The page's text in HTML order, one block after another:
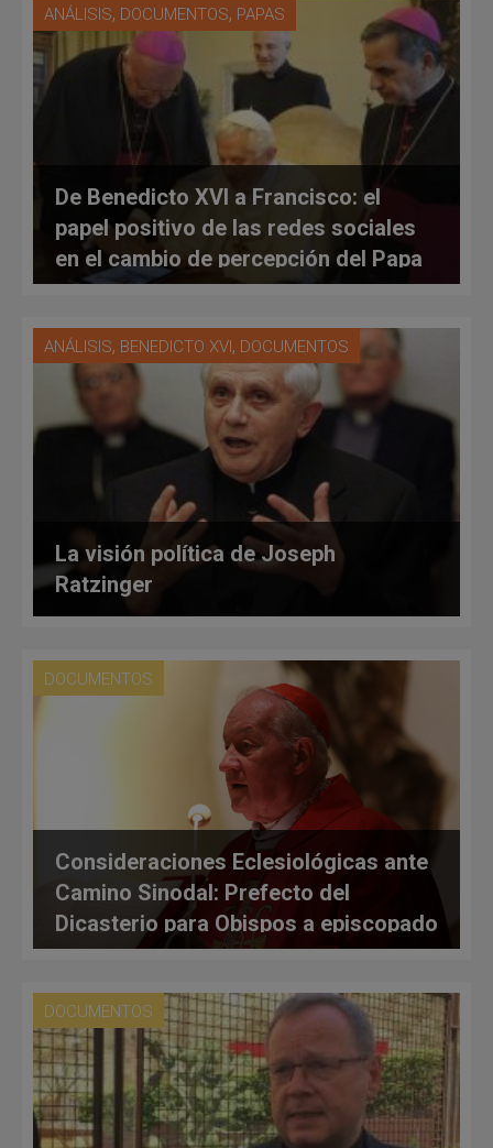
ANÁLISIS, DOCUMENTOS, PAPAS
De Benedicto XVI a Francisco: el
papel positivo de las redes sociales
en el cambio de percepción del Papa
ANÁLISIS, BENEDICTO XVI, DOCUMENTOS
La visión política de Joseph
Ratzinger
DOCUMENTOS
Consideraciones Eclesiológicas ante
Camino Sinodal: Prefecto del
Dicasterio para Obispos a episcopado
alemán
DOCUMENTOS